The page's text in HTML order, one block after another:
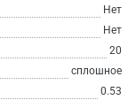
Нет
Нет
20
сплошное
0.53